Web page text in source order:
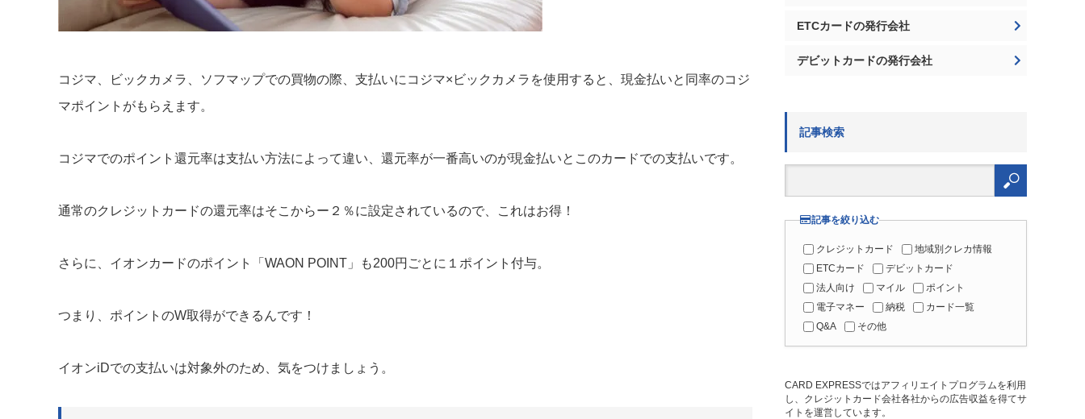
コジマ、ビックカメラ、ソフマップでの買物の際、支払いにコジマ×ビックカメラを使用すると、現金払いと同率のコジ
マポイントがもらえます。
コジマでのポイント還元率は支払い方法によって違い、還元率が一番高いのが現金払いとこのカードでの支払いです。
通常のクレジットカードの還元率はそこからー２％に設定されているので、これはお得！
さらに、イオンカードのポイント「WAON POINT」も200円ごとに１ポイント付与。
つまり、ポイントのW取得ができるんです！
イオンiDでの支払いは対象外のため、気をつけましょう。
ETCカードの発行会社
デビットカードの発行会社
記事検索
検
記事を絞り込む
クレジットカード
地域別クレカ情報
ETCカード
デビットカード
法人向け
マイル
ポイント
電子マネー
納税
カード一覧
Q&A
その他
CARD EXPRESSではアフィリエイトプログラムを利用
し、クレジットカード会社各社からの広告収益を得てサ
イトを運営しています。